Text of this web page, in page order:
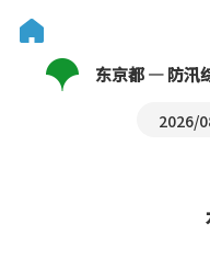
东京都 — 防汛
2026/